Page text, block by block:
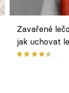
Zavařené
jak uchovat